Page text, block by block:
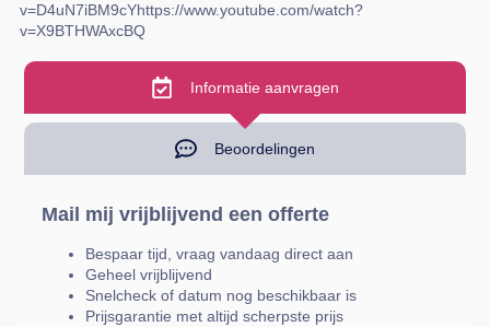
v=D4uN7iBM9cYhttps://www.youtube.com/watch?
v=X9BTHWAxcBQ
Informatie aanvragen
Beoordelingen
Mail mij vrijblijvend een offerte
Bespaar tijd, vraag vandaag direct aan
Geheel vrijblijvend
Snelcheck of datum nog beschikbaar is
Prijsgarantie met altijd scherpste prijs